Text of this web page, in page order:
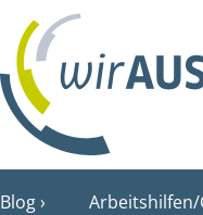
Blog Arbeitshilfen/